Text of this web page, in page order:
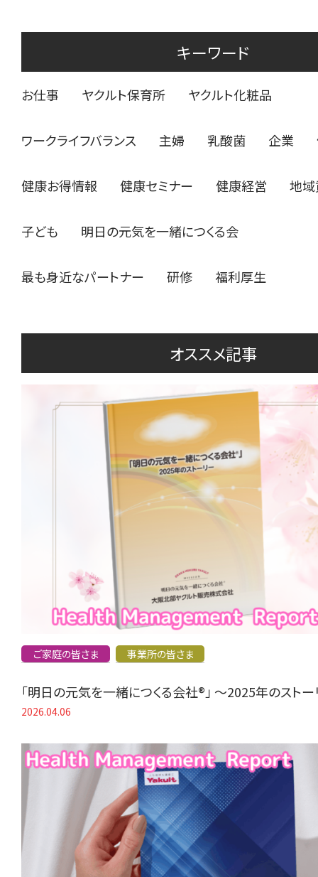
キーワード
お仕事 ヤクルト保育所 ヤクルト化粧品
ワークライフバランス 主婦 乳酸菌 企業
健康お得情報 健康セミナー 健康経営 地
子ども 明日の元気を一緒につくる会
最も身近なパートナー 研修 福利厚生
オススメ記事
ご家庭の皆さま 事業所の皆さま
「明日の元気を一緒につくる会社®」 〜2025年のスト
2026.04.06